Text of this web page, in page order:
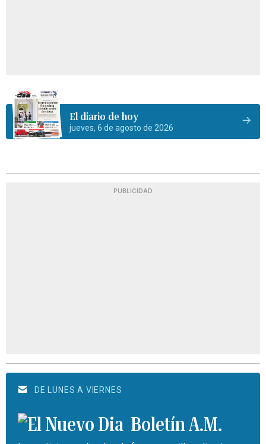
El diario de hoy
jueves, 6 de agosto de 2026
PUBLICIDAD
DE LUNES A VIERNES
Boletín A.M.